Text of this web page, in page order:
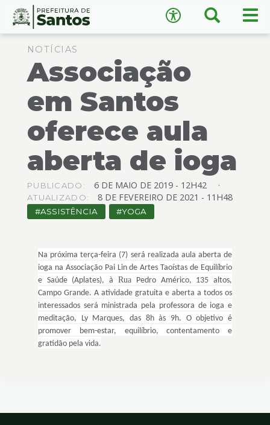
Ir
conteúdo
Acessibilidade
Busca
Acessibilidade ×
A−
↺ Restaurar padrão
Conteúdo
NOTÍCIAS
Associação
em Santos
oferece aula
aberta de ioga
PUBLICADO: 6 DE MAIO DE 2019 - 12H42
ATUALIZADO: 8 DE FEVEREIRO DE 2021 - 11H48
ASSISTÊNCIA YOGA
Na próxima terça-feira (7) será realizada aula aberta de
ioga na Associação Pai Lin de Artes Taoístas de Equilíbrio
e Saúde (Aplates), à Rua Pedro Américo, 135 altos,
Campo Grande. A atividade gratuita e aberta a todos os
interessados será ministrada pela professora de ioga e
meditação, Ly Marques, das 8h às 9h. O objetivo é
promover bem-estar, equilíbrio, contentamento e
gratidão pela vida.